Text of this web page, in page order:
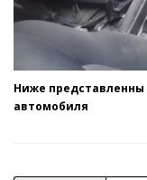
Ниже представленны
автомобиля